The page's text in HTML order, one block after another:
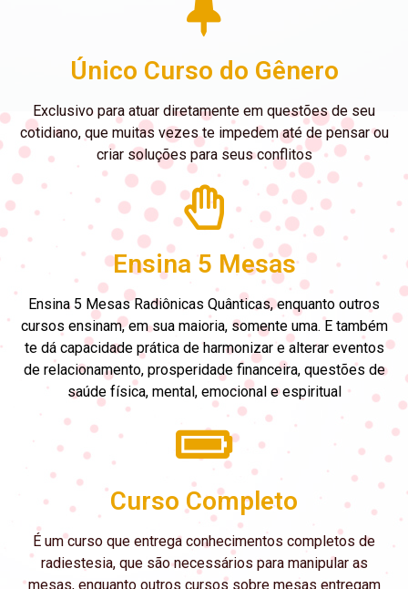
Único Curso do Gênero
Exclusivo para atuar diretamente em questões de seu
cotidiano, que muitas vezes te impedem até de pensar ou
criar soluções para seus conflitos
Ensina 5 Mesas
Ensina 5 Mesas Radiônicas Quânticas, enquanto outros
cursos ensinam, em sua maioria, somente uma. E também
te dá capacidade prática de harmonizar e alterar eventos
de relacionamento, prosperidade financeira, questões de
saúde física, mental, emocional e espiritual
Curso Completo
É um curso que entrega conhecimentos completos de
radiestesia, que são necessários para manipular as
mesas, enquanto outros cursos sobre mesas entregam